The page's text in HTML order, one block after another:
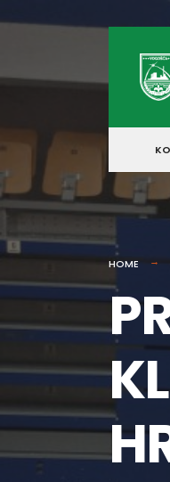
HOME